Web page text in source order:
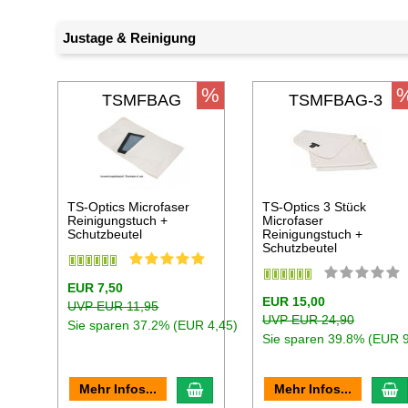
Justage & Reinigung
TSMFBAG
TS-Optics Microfaser
Reinigungstuch +
Schutzbeutel
EUR 7,50
UVP EUR 11,95
Sie sparen 37.2% (EUR 4,45)
Mehr Infos... In den Warenkorb
% TSMFBAG-3
TS-Optics 3 Stück
Microfaser
Reinigungstuch +
Schutzbeutel
EUR 15,00
UVP EUR 24,90
Sie sparen 39.8% (EUR
Mehr Infos...